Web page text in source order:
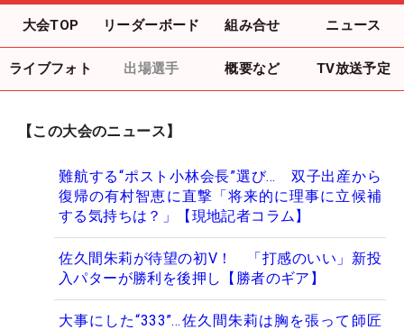
大会TOP リーダーボード 組み合せ ニュース
ライブフォト 出場選手 概要など TV放送予定
【この大会のニュース】
難航する“ポスト小林会長”選び… 双子出産から
復帰の有村智恵に直撃「将来的に理事に立候補
する気持ちは？」【現地記者コラム】
佐久間朱莉が待望の初V！ 「打感のいい」新投
入パターが勝利を後押し【勝者のギア】
大事にした“333”…佐久間朱莉は胸を張って師匠